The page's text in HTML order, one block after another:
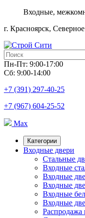
Входные,
г. Красноярск,
Пн-Пт: 9:00-17:00
Сб: 9:00-14:00
+7 (391) 297-40-25
+7 (967) 604-25-52
Max
Категории
Входные двери
Стальные
Входные
Входные
Входные
Входные
Входные
Распродажа